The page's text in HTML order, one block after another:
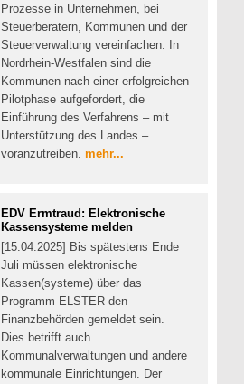
Prozesse in Unternehmen, bei
Steuerberatern, Kommunen und der
Steuerverwaltung vereinfachen. In
Nordrhein-Westfalen sind die
Kommunen nach einer erfolgreichen
Pilotphase aufgefordert, die
Einführung des Verfahrens – mit
Unterstützung des Landes –
voranzutreiben. mehr...
EDV Ermtraud: Elektronische
Kassensysteme melden
[15.04.2025] Bis spätestens Ende
Juli müssen elektronische
Kassen(systeme) über das
Programm ELSTER den
Finanzbehörden gemeldet sein.
Dies betrifft auch
Kommunalverwaltungen und andere
kommunale Einrichtungen. Der